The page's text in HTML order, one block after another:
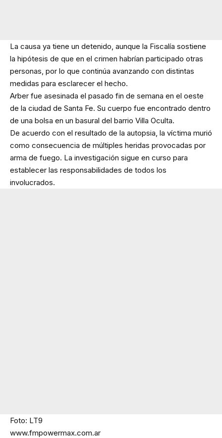
La causa ya tiene un detenido, aunque la Fiscalía sostiene
la hipótesis de que en el crimen habrían participado otras
personas, por lo que continúa avanzando con distintas
medidas para esclarecer el hecho.
Arber fue asesinada el pasado fin de semana en el oeste
de la ciudad de Santa Fe. Su cuerpo fue encontrado dentro
de una bolsa en un basural del barrio Villa Oculta.
De acuerdo con el resultado de la autopsia, la víctima murió
como consecuencia de múltiples heridas provocadas por
arma de fuego. La investigación sigue en curso para
establecer las responsabilidades de todos los
involucrados.
Foto: LT9
www.fmpowermax.com.ar